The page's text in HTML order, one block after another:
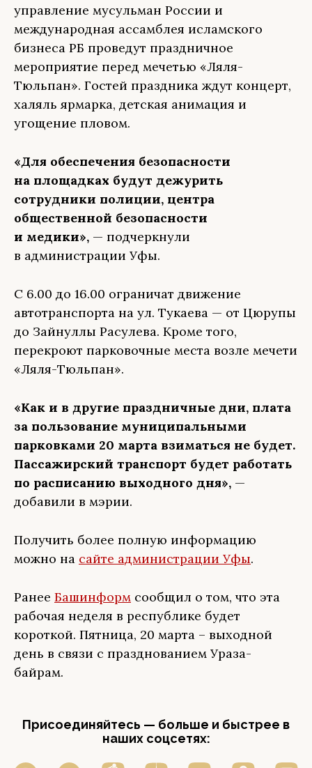
управление мусульман России и
международная ассамблея исламского
бизнеса РБ проведут праздничное
мероприятие перед мечетью «Ляля-
Тюльпан». Гостей праздника ждут концерт,
халяль ярмарка, детская анимация и
угощение пловом.
«Для обеспечения безопасности
на площадках будут дежурить
сотрудники полиции, центра
общественной безопасности
и медики», — подчеркнули
в администрации Уфы.
С 6.00 до 16.00 ограничат движение
автотранспорта на ул. Тукаева — от Цюрупы
до Зайнуллы Расулева. Кроме того,
перекроют парковочные места возле мечети
«Ляля-Тюльпан».
«Как и в другие праздничные дни, плата
за пользование муниципальными
парковками 20 марта взиматься не будет.
Пассажирский транспорт будет работать
по расписанию выходного дня», —
добавили в мэрии.
Получить более полную информацию
можно на сайте администрации Уфы.
Ранее Башинформ сообщил о том, что эта
рабочая неделя в республике будет
короткой. Пятница, 20 марта – выходной
день в связи с празднованием Ураза-
байрам.
Присоединяйтесь — больше и быстрее в
наших соцсетях: